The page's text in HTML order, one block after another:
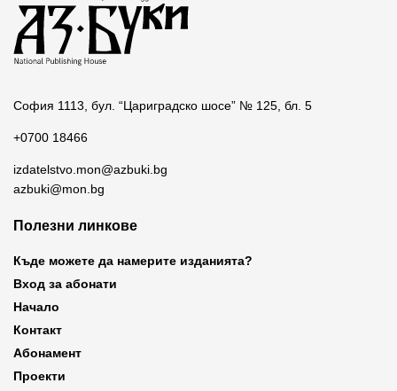
София 1113, бул. “Цариградско шосе” № 125, бл. 5
+0700 18466
izdatelstvo.mon@azbuki.bg
azbuki@mon.bg
Полезни линкове
Къде можете да намерите изданията?
Вход за абонати
Начало
Контакт
Абонамент
Проекти